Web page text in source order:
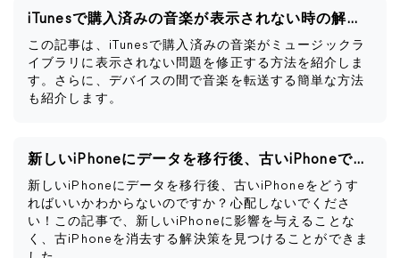
iTunesで購入済みの音楽が表示されない時の解決策
この記事は、iTunesで購入済みの音楽がミュージックラ
イブラリに表示されない問題を修正する方法を紹介しま
す。さらに、デバイスの間で音楽を転送する簡単な方法
も紹介します。
新しいiPhoneにデータを移行後、古いiPhoneですべきこと
新しいiPhoneにデータを移行後、古いiPhoneをどうす
ればいいかわからないのですか？心配しないでくださ
い！この記事で、新しいiPhoneに影響を与えることな
く、古iPhoneを消去する解決策を見つけることができま